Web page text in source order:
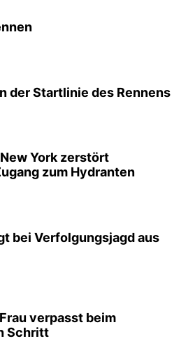
der Startlinie des Rennens
York zerstört
zum Hydranten
bei Verfolgungsjagd aus
verpasst beim
Schritt